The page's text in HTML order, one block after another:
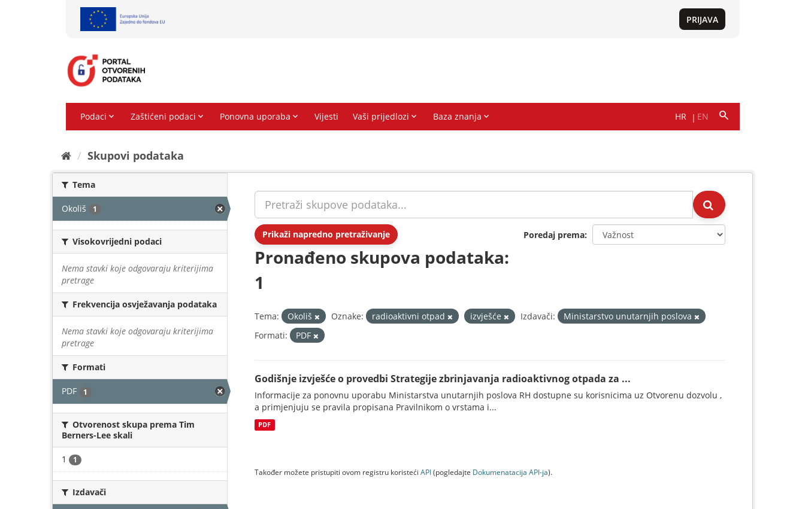
Skupovi podаtаkа
Tema
Okoliš 1
Visokovrijedni podaci
Nema stavki koje odgovaraju kriterijima
pretrage
Frekvencija osvježavanja podataka
Nema stavki koje odgovaraju kriterijima
pretrage
Formati
PDF 1
Otvorenost skupa prema Tim
Berners-Lee skali
1 1
Izdavači
Prikaži napredno pretraživanje Poredaj prema
Pronađeno skupova podataka:
1
Tema: Okoliš Oznake: radioaktivni otpad izvješće Izdavači:
Ministarstvo unutarnjih poslova
Formati:
PDF
Godišnje izvješće o provedbi Strategije zbrinjavanja radioaktivnog otpada za ...
Informacije za ponovnu uporabu Ministarstva unutarnjih poslova RH dostupne su korisnicima uz Otvorenu dozvolu ,
a primjenjuju se pravila propisana Pravilnikom o vrstama i...
PDF
Također možete pristupiti ovom registru koristeći API(pogledajte Dokumenаtаcijа API-jа).